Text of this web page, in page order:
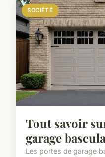
SOCIÉTÉ
Tout savoir
garage
Les portes de garage